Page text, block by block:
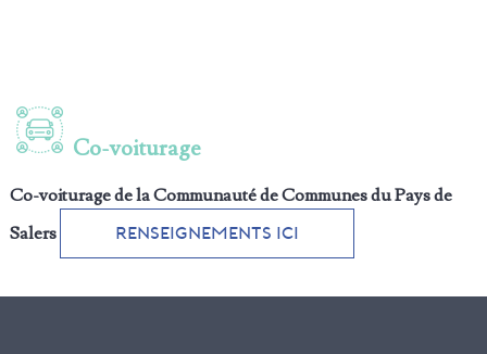
Co-voiturage
Co-voiturage de la Communauté de Communes du Pays de
Salers
Renseignements ici